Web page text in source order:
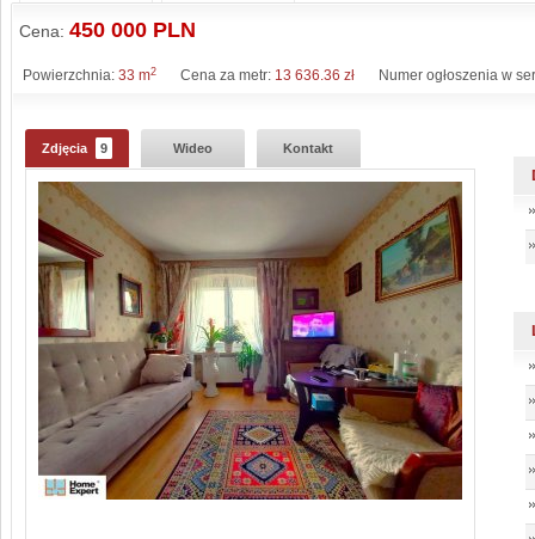
Cena: 450 000 PLN
Powierzchnia: 33 m2 Cena za metr: 13 636.36 zł Numer ogłoszenia w
Zdjęcia 9 Wideo Kontakt